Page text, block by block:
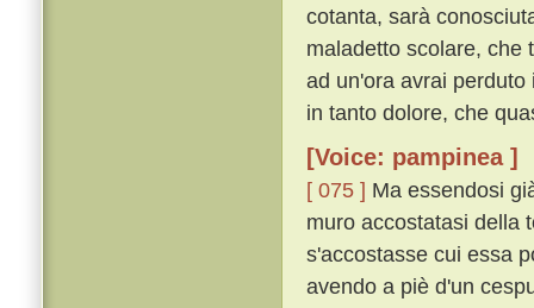
cotanta, sarà
maladetto scolare, che
ad un'ora avrai perduto
in tanto dolore, che
[Voice: pampinea ]
[ 075 ] Ma essendosi
muro accostatasi della
s'accostasse cui essa
avendo a piè d'un